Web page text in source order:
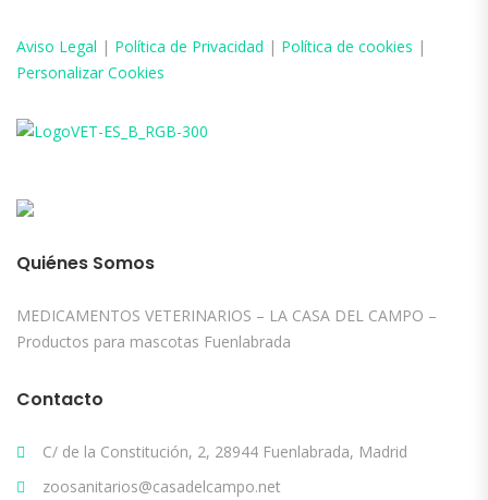
Aviso Legal | Política de Privacidad | Política de cookies |
Personalizar Cookies
Quiénes Somos
MEDICAMENTOS VETERINARIOS – LA CASA DEL CAMPO –
Productos para mascotas Fuenlabrada
Contacto
C/ de la Constitución, 2, 28944 Fuenlabrada, Madrid
zoosanitarios@casadelcampo.net